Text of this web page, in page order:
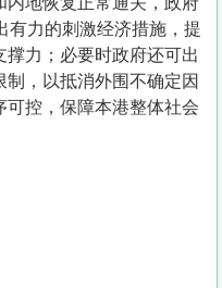
有力的刺激经济措施，提
力；必要时政府还可出
，以抵消外围不确定因
控，保障本港整体社会